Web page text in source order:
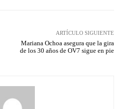
ARTÍCULO SIGUIENTE
Mariana Ochoa asegura que la gira
de los 30 años de OV7 sigue en pie